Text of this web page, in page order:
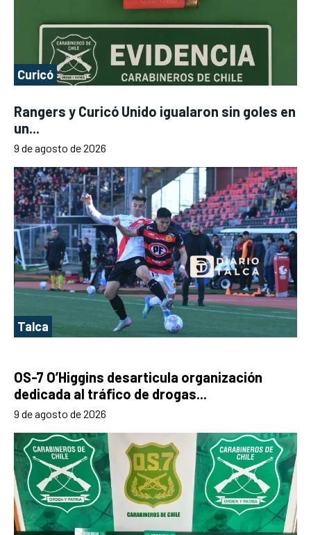
Curicó
Rangers y Curicó Unido igualaron sin goles en
un...
9 de agosto de 2026
Talca
OS-7 O’Higgins desarticula organización
dedicada al tráfico de drogas...
9 de agosto de 2026